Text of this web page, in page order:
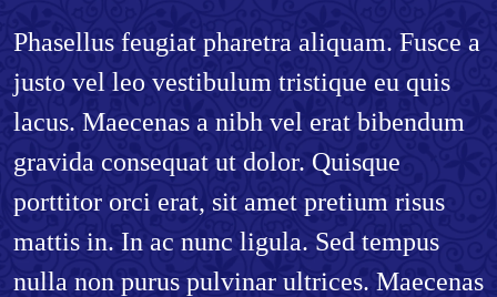
Phasellus feugiat pharetra aliquam. Fusce a
justo vel leo vestibulum tristique eu quis
lacus. Maecenas a nibh vel erat bibendum
gravida consequat ut dolor. Quisque
porttitor orci erat, sit amet pretium risus
mattis in. In ac nunc ligula. Sed tempus
nulla non purus pulvinar ultrices. Maecenas